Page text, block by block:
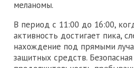
меланомы.
В период с 11:00 до 16:00,
активность достигает пика,
нахождение под прямыми
защитных средств. Безопасная